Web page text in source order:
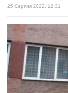
25 Серпня 2022, 12:31